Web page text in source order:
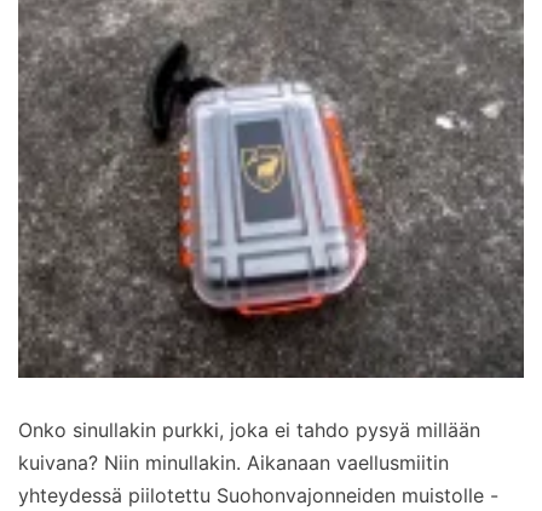
Onko sinullakin purkki, joka ei tahdo pysyä millään
kuivana? Niin minullakin. Aikanaan vaellusmiitin
yhteydessä piilotettu Suohonvajonneiden muistolle -